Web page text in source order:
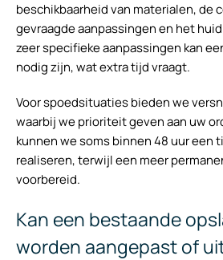
beschikbaarheid van materialen, de
gevraagde aanpassingen en het
zeer specifieke aanpassingen kan
nodig zijn, wat extra tijd vraagt.
Voor spoedsituaties bieden we
waarbij we prioriteit geven aan uw
kunnen we soms binnen 48 uur een
realiseren, terwijl een meer
voorbereid.
Kan een bestaande
worden aangepast of